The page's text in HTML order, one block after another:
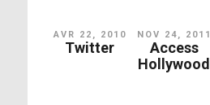
AVR 22, 2010
Twitter
NOV 24, 2011
Access
Hollywood